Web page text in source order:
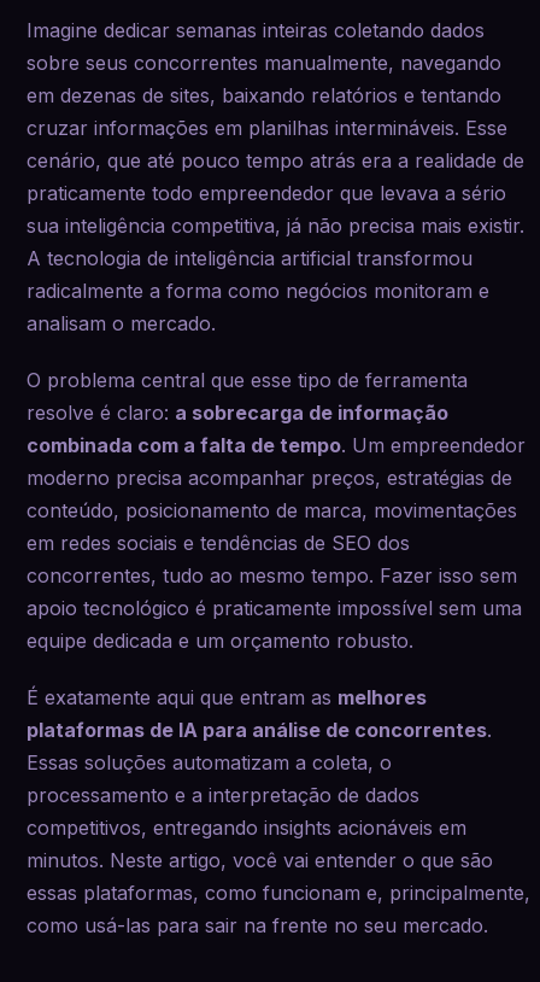
Imagine dedicar semanas inteiras coletando dados
sobre seus concorrentes manualmente, navegando
em dezenas de sites, baixando relatórios e tentando
cruzar informações em planilhas intermináveis. Esse
cenário, que até pouco tempo atrás era a realidade de
praticamente todo empreendedor que levava a sério
sua inteligência competitiva, já não precisa mais existir.
A tecnologia de inteligência artificial transformou
radicalmente a forma como negócios monitoram e
analisam o mercado.
O problema central que esse tipo de ferramenta
resolve é claro: a sobrecarga de informação
combinada com a falta de tempo. Um empreendedor
moderno precisa acompanhar preços, estratégias de
conteúdo, posicionamento de marca, movimentações
em redes sociais e tendências de SEO dos
concorrentes, tudo ao mesmo tempo. Fazer isso sem
apoio tecnológico é praticamente impossível sem uma
equipe dedicada e um orçamento robusto.
É exatamente aqui que entram as melhores
plataformas de IA para análise de concorrentes.
Essas soluções automatizam a coleta, o
processamento e a interpretação de dados
competitivos, entregando insights acionáveis em
minutos. Neste artigo, você vai entender o que são
essas plataformas, como funcionam e, principalmente,
como usá-las para sair na frente no seu mercado.